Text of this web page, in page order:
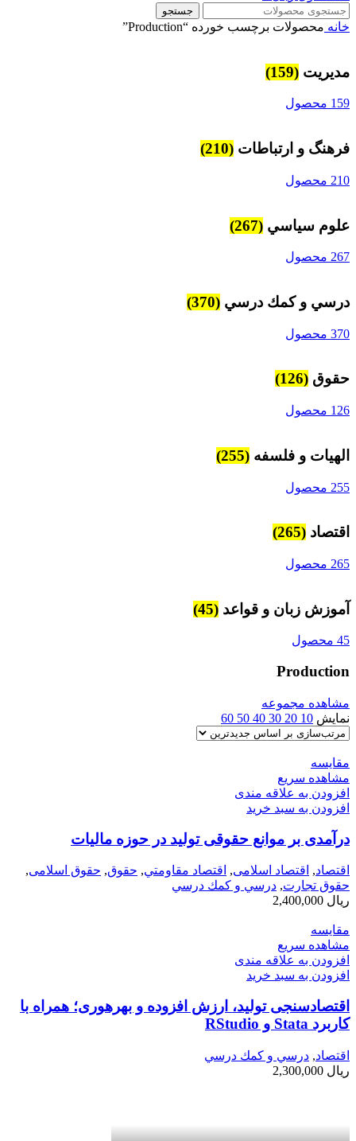
جستجو
خانه محصولات برچسب خورده “Production”
مديريت (159)
159 محصول
فرهنگ و ارتباطات (210)
210 محصول
علوم سياسي (267)
267 محصول
درسي و كمك درسي (370)
370 محصول
حقوق (126)
126 محصول
الهیات و فلسفه (255)
255 محصول
اقتصاد (265)
265 محصول
آموزش زبان و قواعد (45)
45 محصول
Production
مشاهده مجموعه
نمایش 10
20
30
40
50
60
مقایسه
مشاهده سریع
افزودن به علاقه مندی
افزودن به سبد خرید
درآمدی بر موانع حقوقی تولید در حوزه مالیات
اقتصاد, اقتصاد اسلامی, اقتصاد مقاومتي, حقوق, حقوق اسلامی,
حقوق تجارت, درسي و كمك درسي
ریال
مقایسه
مشاهده سریع
افزودن به علاقه مندی
افزودن به سبد خرید
اقتصادسنجی تولید، ارزش افزوده و بهره‏وری؛ همراه با
کاربرد Stata و RStudio
اقتصاد, درسي و كمك درسي
ریال